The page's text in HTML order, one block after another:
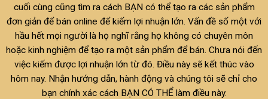
cuối cùng cũng tìm ra cách BẠN có thể tạo ra các sản phẩm
đơn giản để bán online để kiếm lợi nhuận lớn. Vấn đề số một với
hầu hết mọi người là họ nghĩ rằng họ không có chuyên môn
hoặc kinh nghiệm để tạo ra một sản phẩm để bán. Chưa nói đến
việc kiếm được lợi nhuận lớn từ đó. Điều này sẽ kết thúc vào
hôm nay. Nhận hướng dẫn, hành động và chúng tôi sẽ chỉ cho
bạn chính xác cách BẠN CÓ THỂ làm điều này.